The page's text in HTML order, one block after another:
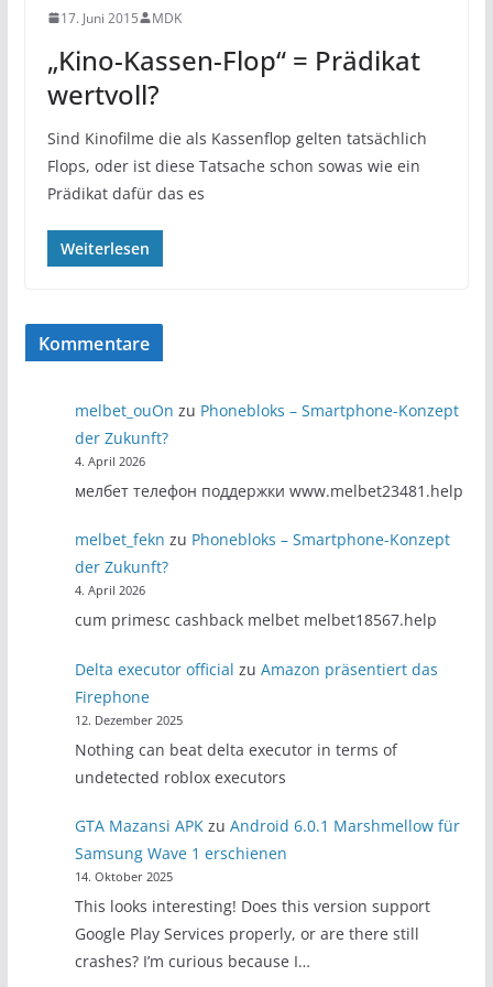
17. Juni 2015 MDK
„Kino-Kassen-Flop“ = Prädikat
wertvoll?
Sind Kinofilme die als Kassenflop gelten tatsächlich
Flops, oder ist diese Tatsache schon sowas wie ein
Prädikat dafür das es
Weiterlesen
Kommentare
melbet_ouOn zu Phonebloks – Smartphone-Konzept
der Zukunft?
4. April 2026
мелбет телефон поддержки www.melbet23481.help
melbet_fekn zu Phonebloks – Smartphone-Konzept
der Zukunft?
4. April 2026
cum primesc cashback melbet melbet18567.help
Delta executor official zuAmazon präsentiert das
Firephone
12. Dezember 2025
Nothing can beat delta executor in terms of
undetected roblox executors
GTA Mazansi APK zuAndroid 6.0.1 Marshmellow für
Samsung Wave 1 erschienen
14. Oktober 2025
This looks interesting! Does this version support
Google Play Services properly, or are there still
crashes? I’m curious because I…